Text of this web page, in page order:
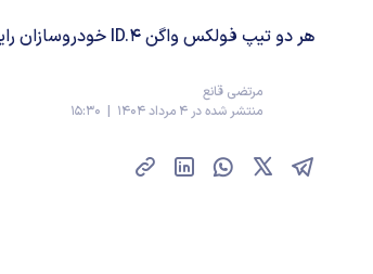
هر دو تیپ فولکس واگن ID.4‌ خودروسازان راین، از مشخصات فنی مشابهی بهره می‌برند.
مرتضی قانع
منتشر شده در 4 مرداد 1404 | 15:30